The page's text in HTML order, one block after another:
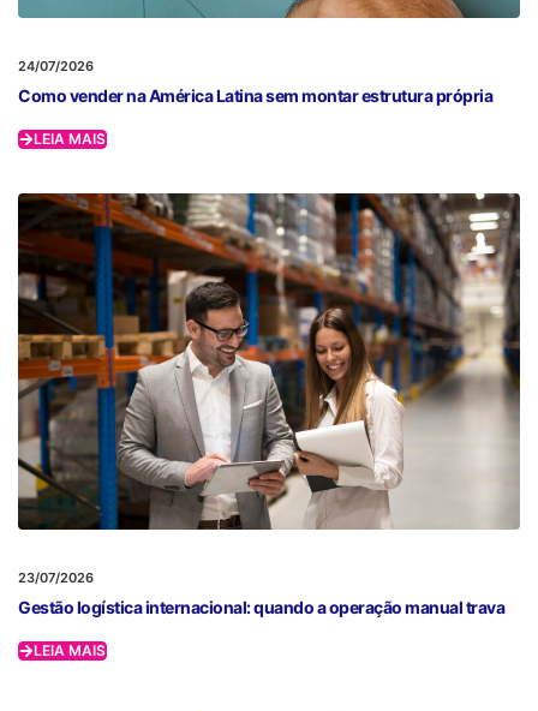
24/07/2026
Como vender na América Latina sem montar estrutura própria
LEIA MAIS
23/07/2026
Gestão logística internacional: quando a operação manual trava
LEIA MAIS